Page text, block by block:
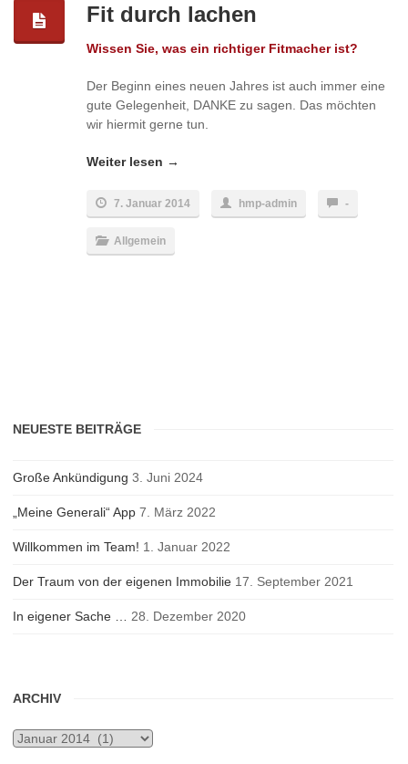
Fit durch lachen
Wissen Sie, was ein richtiger Fitmacher ist?
Der Beginn eines neuen Jahres ist auch immer eine
gute Gelegenheit, DANKE zu sagen. Das möchten
wir hiermit gerne tun.
Weiter lesen →
7. Januar 2014 hmp-admin -
Allgemein
NEUESTE BEITRÄGE
Große Ankündigung 3. Juni 2024
„Meine Generali“ App 7. März 2022
Willkommen im Team! 1. Januar 2022
Der Traum von der eigenen Immobilie 17. September 2021
In eigener Sache … 28. Dezember 2020
ARCHIV
Archiv